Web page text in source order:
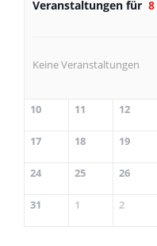
Veranstaltungen für 8
Keine Veranstaltungen
10 11 12
17 18 19
24 25 26
31 1 2